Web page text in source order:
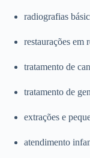
radiografias
restaurações em
tratamento de
tratamento de
extrações e
atendimento